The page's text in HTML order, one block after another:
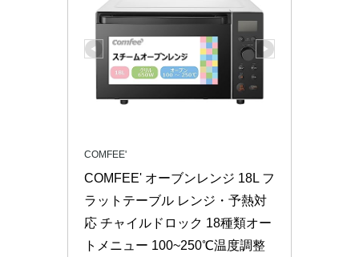
COMFEE'
COMFEE' オーブンレンジ 18L フ
ラットテーブル レンジ・予熱対
応 チャイルドロック 18種類オー
トメニュー 100~250℃温度調整